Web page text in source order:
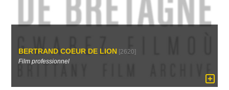
BERTRAND COEUR DE LION [2620]
Film professionnel